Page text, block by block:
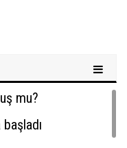
mu?